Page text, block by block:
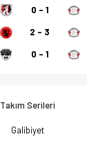
0 - 1
2 - 3
0 - 1
Takım Serileri
Galibiyet